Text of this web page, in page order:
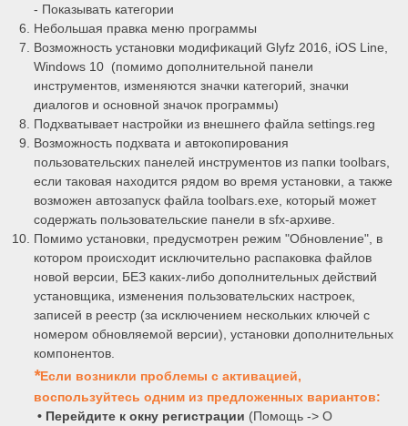
- Показывать категории
Небольшая правка меню программы
Возможность установки модификаций Glyfz 2016, iOS Line,
Windows 10 (помимо дополнительной панели
инструментов, изменяются значки категорий, значки
диалогов и основной значок программы)
Подхватывает настройки из внешнего файла settings.reg
Возможность подхвата и автокопирования
пользовательских панелей инструментов из папки toolbars,
если таковая находится рядом во время установки, а также
возможен автозапуск файла toolbars.exe, который может
содержать пользовательские панели в sfx-архиве.
Помимо установки, предусмотрен режим "Обновление", в
котором происходит исключительно распаковка файлов
новой версии, БЕЗ каких-либо дополнительных действий
установщика, изменения пользовательских настроек,
записей в реестр (за исключением нескольких ключей с
номером обновляемой версии), установки дополнительных
компонентов.
*Если возникли проблемы с активацией,
воспользуйтесь одним из предложенных вариантов:
• Перейдите к окну регистрации (Помощь -> О